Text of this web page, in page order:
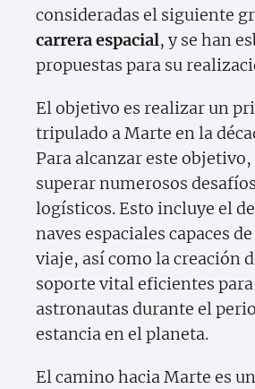
consideradas el siguiente
carrera espacial, y se han
propuestas para su
El objetivo es realizar un
tripulado a Marte en la
Para alcanzar este objetivo,
superar numerosos
logísticos. Esto incluye el
naves espaciales capaces
viaje, así como la creación
soporte vital eficientes
astronautas durante el
estancia en el planeta.
El camino hacia Marte es